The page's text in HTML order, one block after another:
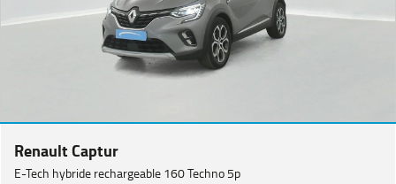
Renault Captur
E-Tech hybride rechargeable 160 Techno 5p